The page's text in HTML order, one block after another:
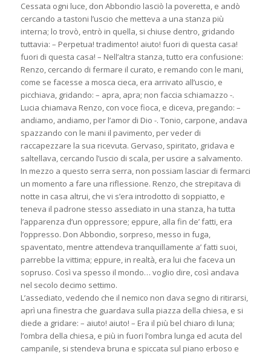
Cessata ogni luce, don Abbondio lasciò la poveretta, e andò
cercando a tastoni l’uscio che metteva a una stanza più
interna; lo trovò, entrò in quella, si chiuse dentro, gridando
tuttavia: – Perpetua! tradimento! aiuto! fuori di questa casa!
fuori di questa casa! – Nell’altra stanza, tutto era confusione:
Renzo, cercando di fermare il curato, e remando con le mani,
come se facesse a mosca cieca, era arrivato all’uscio, e
picchiava, gridando: – apra, apra; non faccia schiamazzo -.
Lucia chiamava Renzo, con voce fioca, e diceva, pregando: –
andiamo, andiamo, per l’amor di Dio -. Tonio, carpone, andava
spazzando con le mani il pavimento, per veder di
raccapezzare la sua ricevuta. Gervaso, spiritato, gridava e
saltellava, cercando l’uscio di scala, per uscire a salvamento.
In mezzo a questo serra serra, non possiam lasciar di fermarci
un momento a fare una riflessione. Renzo, che strepitava di
notte in casa altrui, che vi s’era introdotto di soppiatto, e
teneva il padrone stesso assediato in una stanza, ha tutta
l’apparenza d’un oppressore; eppure, alla fin de’ fatti, era
l’oppresso. Don Abbondio, sorpreso, messo in fuga,
spaventato, mentre attendeva tranquillamente a’ fatti suoi,
parrebbe la vittima; eppure, in realtà, era lui che faceva un
sopruso. Così va spesso il mondo… voglio dire, così andava
nel secolo decimo settimo.
L’assediato, vedendo che il nemico non dava segno di ritirarsi,
aprì una finestra che guardava sulla piazza della chiesa, e si
diede a gridare: – aiuto! aiuto! – Era il più bel chiaro di luna;
l’ombra della chiesa, e più in fuori l’ombra lunga ed acuta del
campanile, si stendeva bruna e spiccata sul piano erboso e